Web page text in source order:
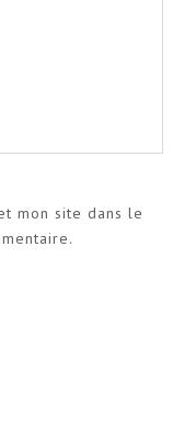
mon site dans le